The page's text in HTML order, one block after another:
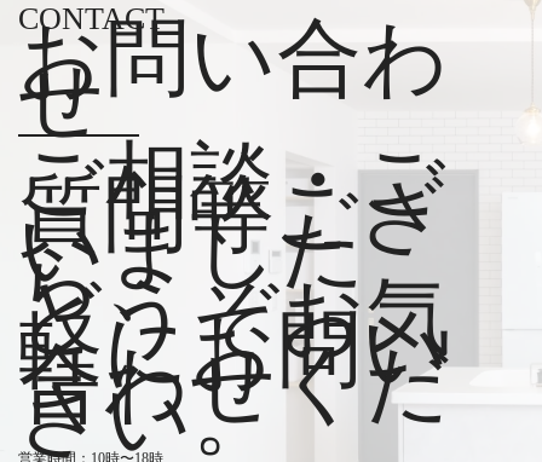
CONTACT
お問い合わ
せ
ご相談・ご
質問等ござ
いました
ら、
どうぞお気
軽にお問い
合わせくだ
さい。
営業時間：10時〜18時